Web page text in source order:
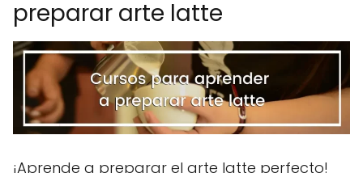
preparar arte latte
¡Aprende a preparar el arte latte perfecto!